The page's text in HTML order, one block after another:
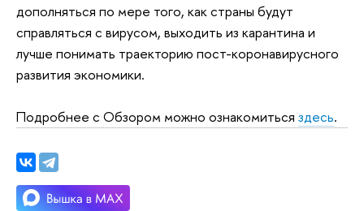
дополняться по мере того, как страны будут
справляться с вирусом, выходить из карантина и
лучше понимать траекторию пост-коронавирусного
развития экономики.
Подробнее с Обзором можно ознакомиться здесь.